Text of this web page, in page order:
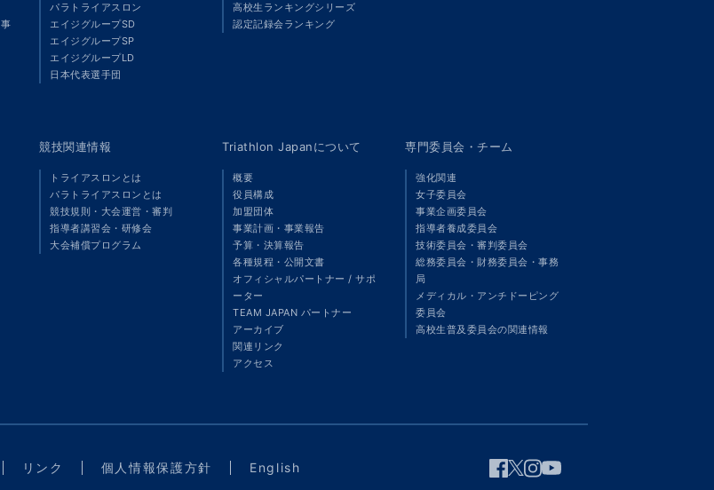
パラトライアスロン
エイジグループSD
エイジグループSP
エイジグループLD
日本代表選手団
高校生ランキングシリーズ
認定記録会ランキング
競技関連情報
トライアスロンとは
パラトライアスロンとは
競技規則・大会運営・審判
指導者講習会・研修会
大会補償プログラム
Triathlon Japanについて
概要
役員構成
加盟団体
事業計画・事業報告
予算・決算報告
各種規程・公開文書
オフィシャルパートナー / サポ
ーター
TEAM JAPAN パートナー
アーカイブ
関連リンク
アクセス
専門委員会・チーム
強化関連
女子委員会
事業企画委員会
指導者養成委員会
技術委員会・審判委員会
総務委員会・財務委員会・事務
局
メディカル・アンチドーピング
委員会
高校生普及委員会の関連情報
リンク 個人情報保護方針 English